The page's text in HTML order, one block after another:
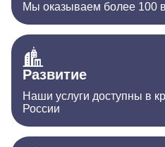
Мы оказываем более 100
Развитие
Наши услуги доступны в
России